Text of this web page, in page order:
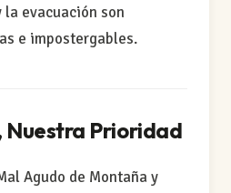
la evacuación son
e impostergables.
Nuestra Prioridad
Agudo de Montaña y